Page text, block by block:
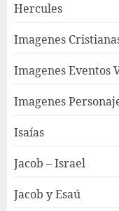
Hercules
Imagenes
Imagenes Eventos
Imagenes
Isaías
Jacob – Israel
Jacob y Esaú